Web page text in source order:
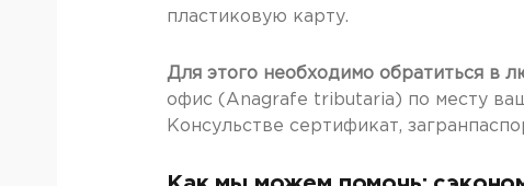
пластиковую карту.
Для этого необходимо обратиться в
офис (Anagrafe tributaria) по месту
Консульстве сертификат,